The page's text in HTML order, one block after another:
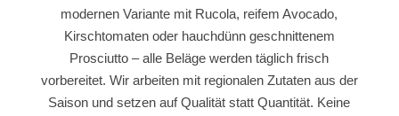
modernen Variante mit Rucola, reifem Avocado,
Kirschtomaten oder hauchdünn geschnittenem
Prosciutto – alle Beläge werden täglich frisch
vorbereitet. Wir arbeiten mit regionalen Zutaten aus der
Saison und setzen auf Qualität statt Quantität. Keine